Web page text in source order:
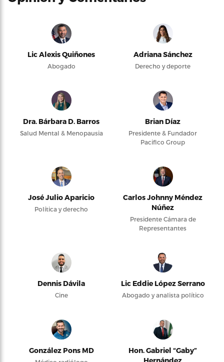
Lic Alexis Quiñones
Abogado
Adriana Sánchez
Derecho y deporte
Dra. Bárbara D. Barros
Salud Mental & Menopausia
Brian Díaz
Presidente & Fundador
Pacifico Group
José Julio Aparicio
Política y derecho
Carlos Johnny Méndez
Núñez
Presidente Cámara de
Representantes
Dennis Dávila
Cine
Lic Eddie López Serrano
Abogado y analista político
González Pons MD
Hon. Gabriel “Gaby”
Hernández